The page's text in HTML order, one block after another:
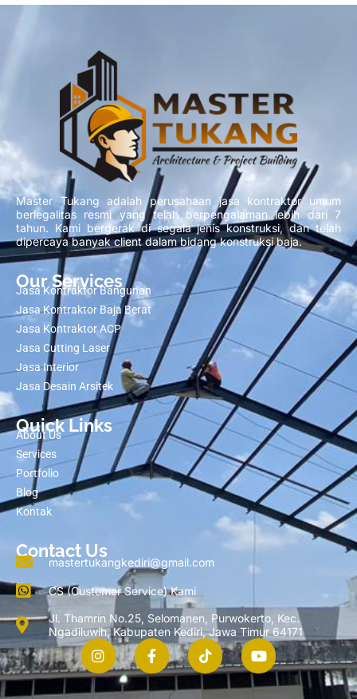
Master Tukang adalah perusahaan jasa kontraktor umum
berlegalitas resmi yang telah berpengalaman lebih dari 7
tahun. Kami bergerak di segala jenis konstruksi, dan telah
dipercaya banyak client dalam bidang konstruksi baja.
Our Services
Jasa Kontraktor Bangunan
Jasa Kontraktor Baja Berat
Jasa Kontraktor ACP
Jasa Cutting Laser
Jasa Interior
Jasa Desain Arsitek
Quick Links
About Us
Services
Portfolio
Blog
Kontak
Contact Us
mastertukangkediri@gmail.com
CS (Customer Service) Kami
Jl. Thamrin No.25, Selomanen, Purwokerto, Kec.
Ngadiluwih, Kabupaten Kediri, Jawa Timur 64171